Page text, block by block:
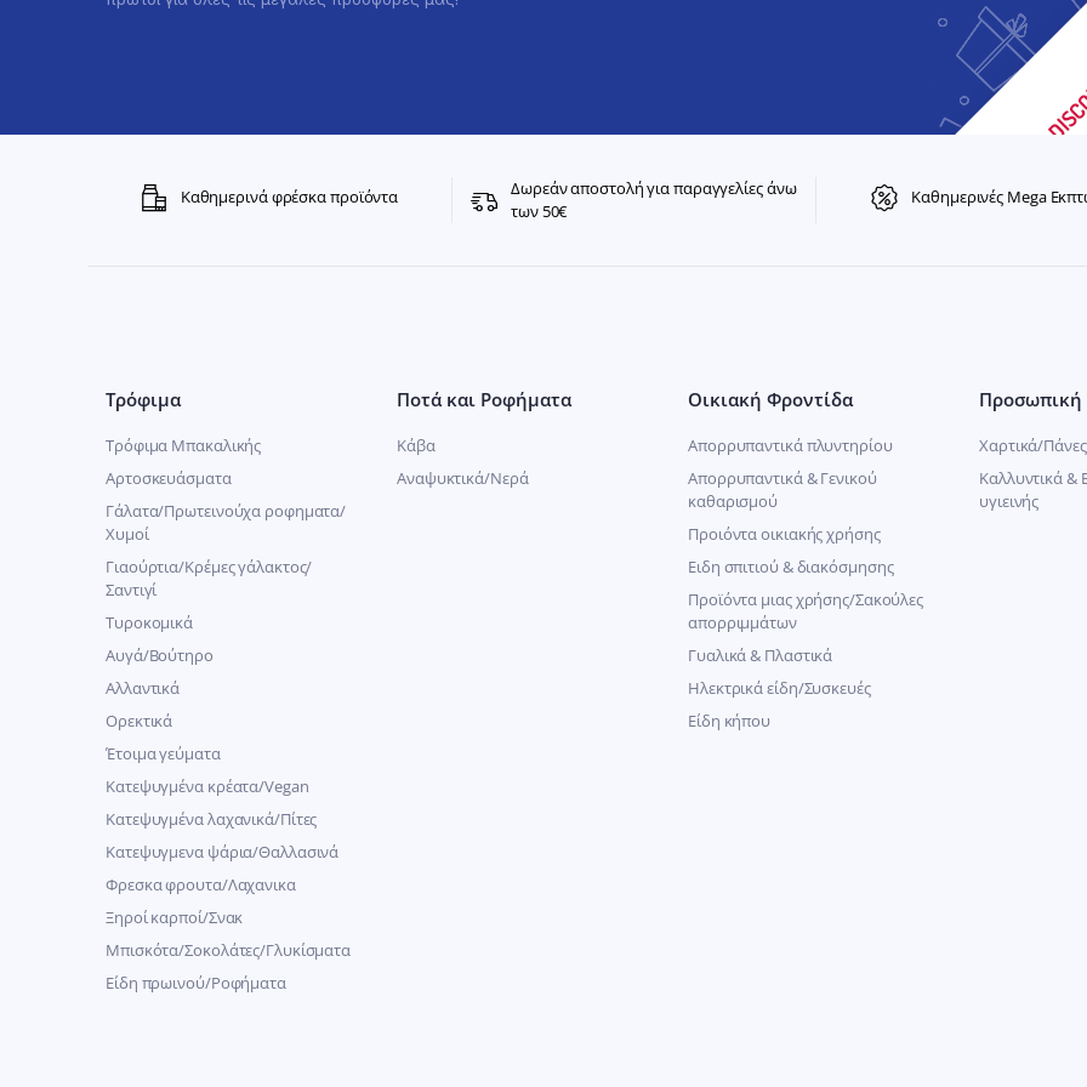
Καθημερινά φρέσκα προϊόντα
Δωρεάν αποστολή για παραγγελίες άνω
των 50€
Καθημερινές Mega
Τρόφιμα
Τρόφιμα Μπακαλικής
Αρτοσκευάσματα
Γάλατα/Πρωτεινούχα ροφηματα/
Χυμοί
Γιαούρτια/Κρέμες γάλακτος/
Σαντιγί
Τυροκομικά
Αυγά/Βούτηρο
Αλλαντικά
Ορεκτικά
Έτοιμα γεύματα
Κατεψυγμένα κρέατα/Vegan
Kατεψυγμένα λαχανικά/Πίτες
Κατεψυγμενα ψάρια/Θαλλασινά
Φρεσκα φρουτα/Λαχανικα
Ξηροί καρποί/Σνακ
Μπισκότα/Σοκολάτες/Γλυκίσματα
Είδη πρωινού/Ροφήματα
Ποτά και Ροφήματα
Κάβα
Αναψυκτικά/Νερά
Οικιακή Φροντίδα
Απορρυπαντικά πλυντηρίου
Απορρυπαντικά & Γενικού
καθαρισμού
Προιόντα οικιακής χρήσης
Ειδη σπιτιού & διακόσμησης
Προϊόντα μιας χρήσης/Σακούλες
απορριμμάτων
Γυαλικά & Πλαστικά
Ηλεκτρικά είδη/Συσκευές
Είδη κήπου
Προσωπική
Χαρτικά/
Καλλυντικά &
υγιεινής